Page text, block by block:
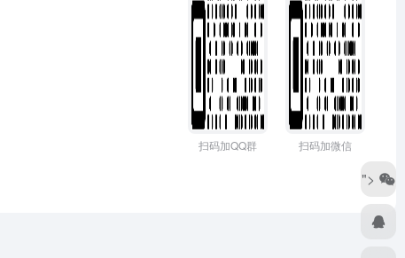
扫码加QQ群 扫码加微信
">